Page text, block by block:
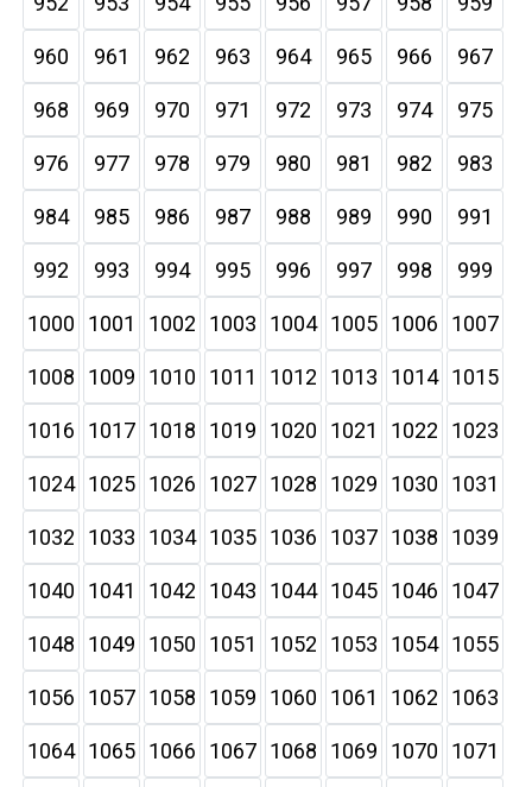
960 961 962 963 964 965 966 967
968 969 970 971 972 973 974 975
976 977 978 979 980 981 982 983
984 985 986 987 988 989 990 991
992 993 994 995 996 997 998 999
1000 1001 1002 1003 1004 1005 1006 1007
1008 1009 1010 1011 1012 1013 1014 1015
1016 1017 1018 1019 1020 1021 1022 1023
1024 1025 1026 1027 1028 1029 1030 1031
1032 1033 1034 1035 1036 1037 1038 1039
1040 1041 1042 1043 1044 1045 1046 1047
1048 1049 1050 1051 1052 1053 1054 1055
1056 1057 1058 1059 1060 1061 1062 1063
1064 1065 1066 1067 1068 1069 1070 1071